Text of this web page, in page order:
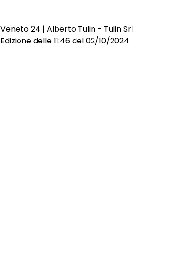
Veneto 24 | Alberto Tulin - Tulin Srl
Edizione delle 11:46 del 02/10/2024